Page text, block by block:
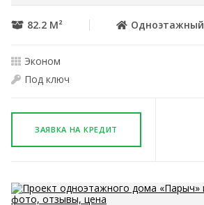
82.2 М² Одноэтажный
Эконом
Под ключ
ЗАЯВКА НА КРЕДИТ